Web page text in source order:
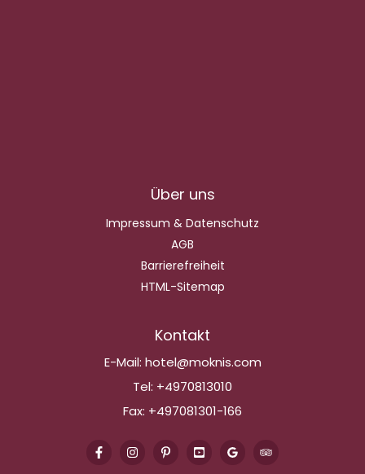
Über uns
Impressum & Datenschutz
AGB
Barrierefreiheit
HTML-Sitemap
Kontakt
E-Mail: hotel@moknis.com
Tel: +4970813010
Fax: +497081301-166